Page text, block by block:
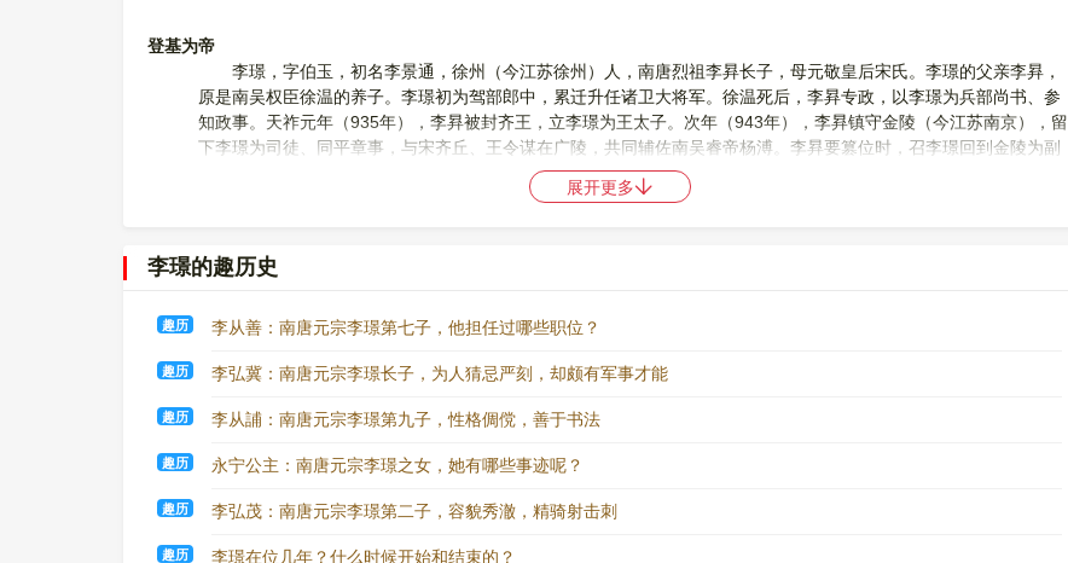
登基为帝
李璟，字伯玉，初名李景通，徐州（今江苏徐州）人，南唐烈祖李昪长子，母元敬皇后宋氏。李璟的父亲李昪，
原是南吴权臣徐温的养子。李璟初为驾部郎中，累迁升任诸卫大将军。徐温死后，李昪专政，以李璟为兵部尚书、参
知政事。天祚元年（935年），李昪被封齐王，立李璟为王太子。次年（943年），李昪镇守金陵（今江苏南京），留
下李璟为司徒、同平章事，与宋齐丘、王令谋在广陵，共同辅佐南吴睿帝杨溥。李昪要篡位时，召李璟回到金陵为副
都统。升元元年（937年），李昪废黜杨溥，自立为帝，建立南唐，封李璟为吴王，后徒封为齐王。升元四年（940
马元帅、太尉、中书令，李景达为燕王、副元帅，在李昪灵柩前立盟，相约兄弟世世继立。封其子李弘冀为南昌王、
保大元年（943年）十月，攻破虔州妖贼张遇贤。张遇贤是循州博罗县的小吏。据《新五代史》记载，当初，有
此时，南汉皇帝刘龑去世，其子刘玢刚继位，岭南盗贼起事，有众千余人，没有统帅，询问神，谁应为主，神说张遇
询问神应向何方，神说：“应当过岭攻取虔州。”于是攻袭南康，节度贾浩不能抵御。张遇贤占据白云洞，营造宫室，
有众十余万，接连攻陷各县。李璟派洪州营屯虞候严思、通事舍人边镐率军进攻。张遇贤询问神，神不再说话，部众
李璟以冯延已、常梦锡为翰林学士，冯延鲁为中书舍人，陈觉为枢密使，魏岑、查文徽为副使。常梦锡值班宣政
展开更多
李璟的趣历史
趣历 李从善：南唐元宗李璟第七子，他担任过哪些职位？
趣历 李弘冀：南唐元宗李璟长子，为人猜忌严刻，却颇有军事才能
趣历 李从誧：南唐元宗李璟第九子，性格倜傥，善于书法
趣历 永宁公主：南唐元宗李璟之女，她有哪些事迹呢？
趣历 李弘茂：南唐元宗李璟第二子，容貌秀澈，精骑射击刺
趣历 李璟在位几年？什么时候开始和结束的？